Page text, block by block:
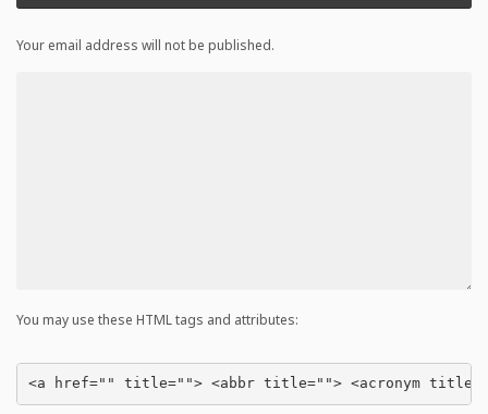
Your email address will not be published.
You may use these HTML tags and attributes:
<a href="" title=""> <abbr title=""> <acronym